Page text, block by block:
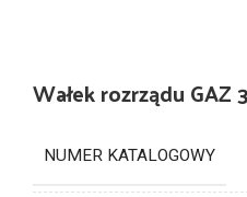
Wałek rozrządu GAZ
NUMER KATALOGOWY